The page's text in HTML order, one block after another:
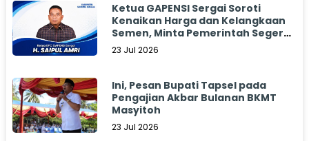
Ketua GAPENSI Sergai Soroti
Kenaikan Harga dan Kelangkaan
Semen, Minta Pemerintah Segera
Bertindak
23 Jul 2026
Ini, Pesan Bupati Tapsel pada
Pengajian Akbar Bulanan BKMT
Masyitoh
23 Jul 2026